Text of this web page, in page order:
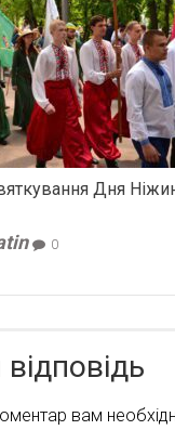
Дня
0
вам